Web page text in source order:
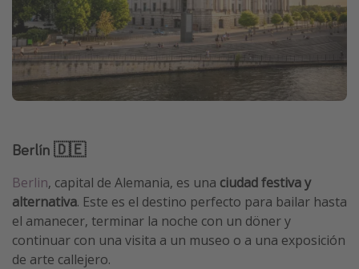
Berlín 🇩🇪
Berlin, capital de Alemania, es una ciudad festiva y
alternativa. Este es el destino perfecto para bailar hasta
el amanecer, terminar la noche con un döner y
continuar con una visita a un museo o a una exposición
de arte callejero.